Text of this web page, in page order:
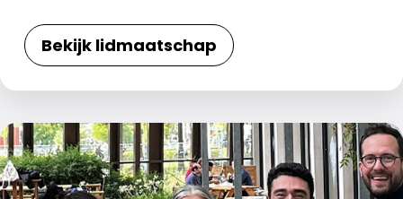
Bekijk lidmaatschap